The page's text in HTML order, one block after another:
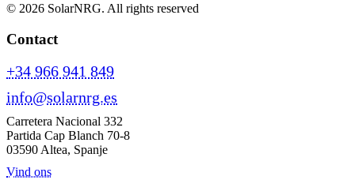
© 2026 SolarNRG. All rights reserved
Contact
+34 966 941 849
info@solarnrg.es
Carretera Nacional 332
Partida Cap Blanch 70-8
03590 Altea, Spanje
Vind ons